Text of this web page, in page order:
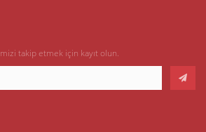
takip etmek için kayıt olun.